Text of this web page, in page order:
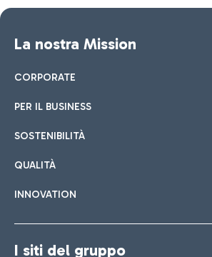
La nostra Mission
CORPORATE
PER IL BUSINESS
SOSTENIBILITÀ
QUALITÀ
INNOVATION
I siti del gruppo